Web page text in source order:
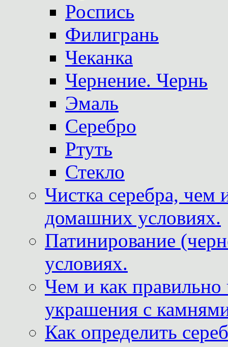
Роспись
Филигрань
Чеканка
Чернение. Чернь
Эмаль
Серебро
Ртуть
Стекло
Чистка серебра, чем
домашних условиях.
Патинирование
условиях.
Чем и как
украшения с
Как определить